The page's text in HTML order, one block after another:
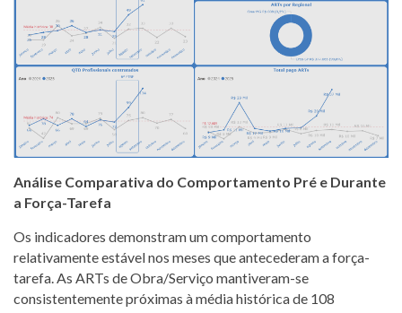
Análise Comparativa do Comportamento Pré e Durante
a Força-Tarefa
Os indicadores demonstram um comportamento
relativamente estável nos meses que antecederam a força-
tarefa. As ARTs de Obra/Serviço mantiveram-se
consistentemente próximas à média histórica de 108